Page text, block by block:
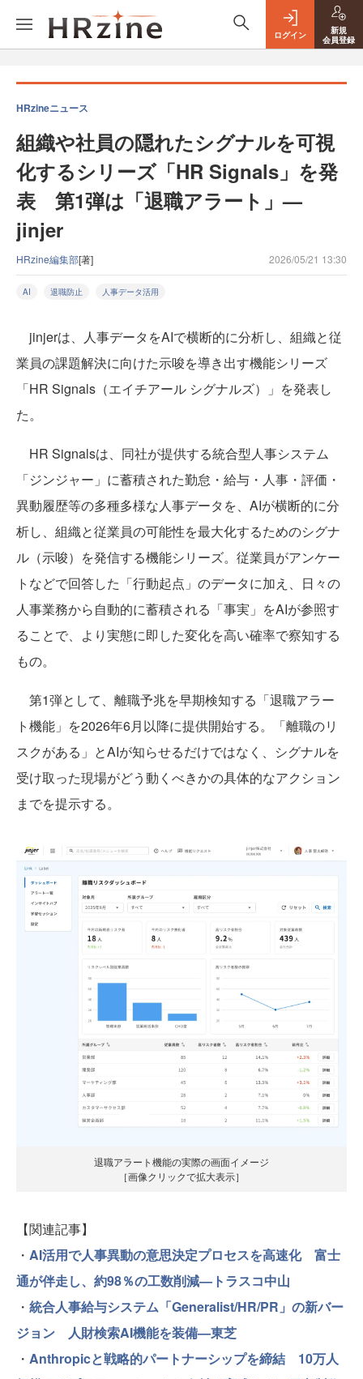
ログイン
新規
会員登録
HRzineニュース
組織や社員の隠れたシグナルを可視
化するシリーズ「HR Signals」を発
表 第1弾は「退職アラート」—
jinjer
HRzine編集部[著] 2026/05/21 13:30
AI 退職防止 人事データ活用
jinjerは、人事データをAIで横断的に分析し、組織と従
業員の課題解決に向けた示唆を導き出す機能シリーズ
「HR Signals（エイチアール シグナルズ）」を発表し
た。
HR Signalsは、同社が提供する統合型人事システム
「ジンジャー」に蓄積された勤怠・給与・人事・評価・
異動履歴等の多種多様な人事データを、AIが横断的に分
析し、組織と従業員の可能性を最大化するためのシグナ
ル（示唆）を発信する機能シリーズ。従業員がアンケー
トなどで回答した「行動起点」のデータに加え、日々の
人事業務から自動的に蓄積される「事実」をAIが参照す
ることで、より実態に即した変化を高い確率で察知する
もの。
第1弾として、離職予兆を早期検知する「退職アラー
ト機能」を2026年6月以降に提供開始する。「離職のリ
スクがある」とAIが知らせるだけではなく、シグナルを
受け取った現場がどう動くべきかの具体的なアクション
までを提示する。
退職アラート機能の実際の画面イメージ
［画像クリックで拡大表示］
【関連記事】
・ AI活用で人事異動の意思決定プロセスを高速化 富士
通が伴走し、約98％の工数削減—トラスコ中山
・ 統合人事給与システム「Generalist/HR/PR」の新バー
ジョン 人財検索AI機能を装備—東芝
・ Anthropicと戦略的パートナーシップを締結 10万人